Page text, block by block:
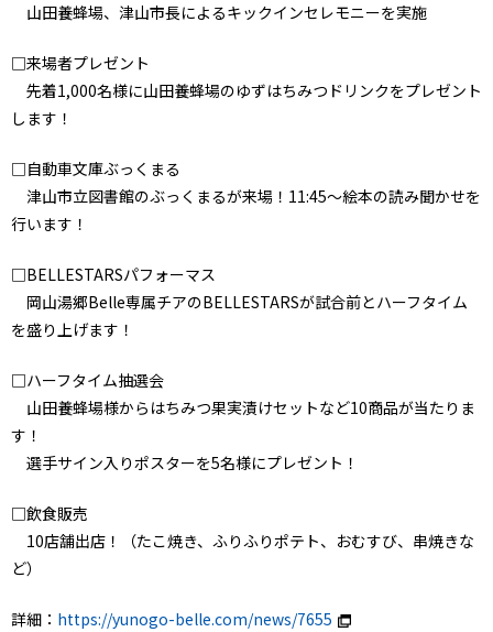
山田養蜂場、津山市長によるキックインセレモニーを実施
□来場者プレゼント
先着1,000名様に山田養蜂場のゆずはちみつドリンクをプレゼント
します！
□自動車文庫ぶっくまる
津山市立図書館のぶっくまるが来場！11:45〜絵本の読み聞かせを
行います！
□BELLESTARSパフォーマス
岡山湯郷Belle専属チアのBELLESTARSが試合前とハーフタイム
を盛り上げます！
□ハーフタイム抽選会
山田養蜂場様からはちみつ果実漬けセットなど10商品が当たりま
す！
選手サイン入りポスターを5名様にプレゼント！
□飲食販売
10店舗出店！（たこ焼き、ふりふりポテト、おむすび、串焼きな
ど）
詳細： https://yunogo-belle.com/news/7655